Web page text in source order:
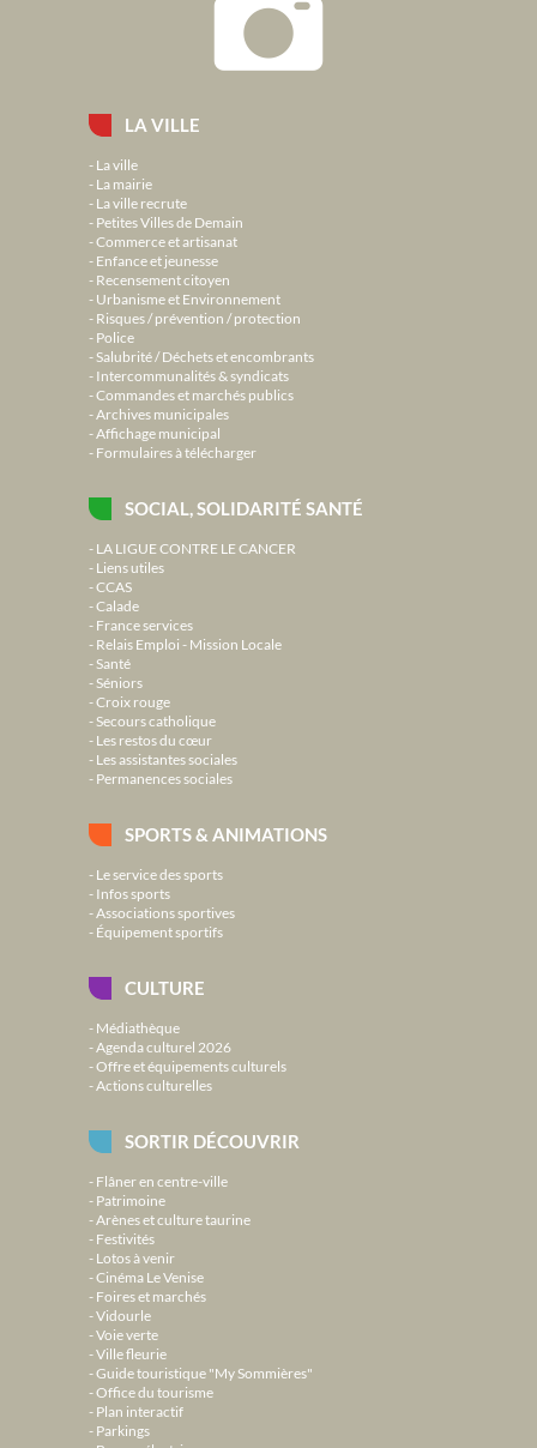
LA VILLE
La ville
La mairie
La ville recrute
Petites Villes de Demain
Commerce et artisanat
Enfance et jeunesse
Recensement citoyen
Urbanisme et Environnement
Risques / prévention / protection
Police
Salubrité / Déchets et encombrants
Intercommunalités & syndicats
Commandes et marchés publics
Archives municipales
Affichage municipal
Formulaires à télécharger
SOCIAL, SOLIDARITÉ SANTÉ
LA LIGUE CONTRE LE CANCER
Liens utiles
CCAS
Calade
France services
Relais Emploi - Mission Locale
Santé
Séniors
Croix rouge
Secours catholique
Les restos du cœur
Les assistantes sociales
Permanences sociales
SPORTS & ANIMATIONS
Le service des sports
Infos sports
Associations sportives
Équipement sportifs
CULTURE
Médiathèque
Agenda culturel 2026
Offre et équipements culturels
Actions culturelles
SORTIR DÉCOUVRIR
Flâner en centre-ville
Patrimoine
Arènes et culture taurine
Festivités
Lotos à venir
Cinéma Le Venise
Foires et marchés
Vidourle
Voie verte
Ville fleurie
Guide touristique "My Sommières"
Office du tourisme
Plan interactif
Parkings